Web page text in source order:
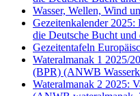
Wasser, Wellen, Wind
Gezeitenkalender
die Deutsche Bucht und
Gezeitentafeln
Wateralmanak 1 2025/
(BPR) (ANWB
Wateralmanak 2 2025: